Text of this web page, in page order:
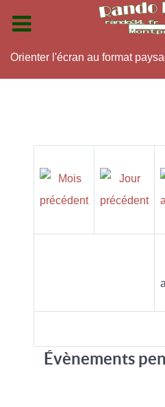
Orienter l'écran au format
Évènements